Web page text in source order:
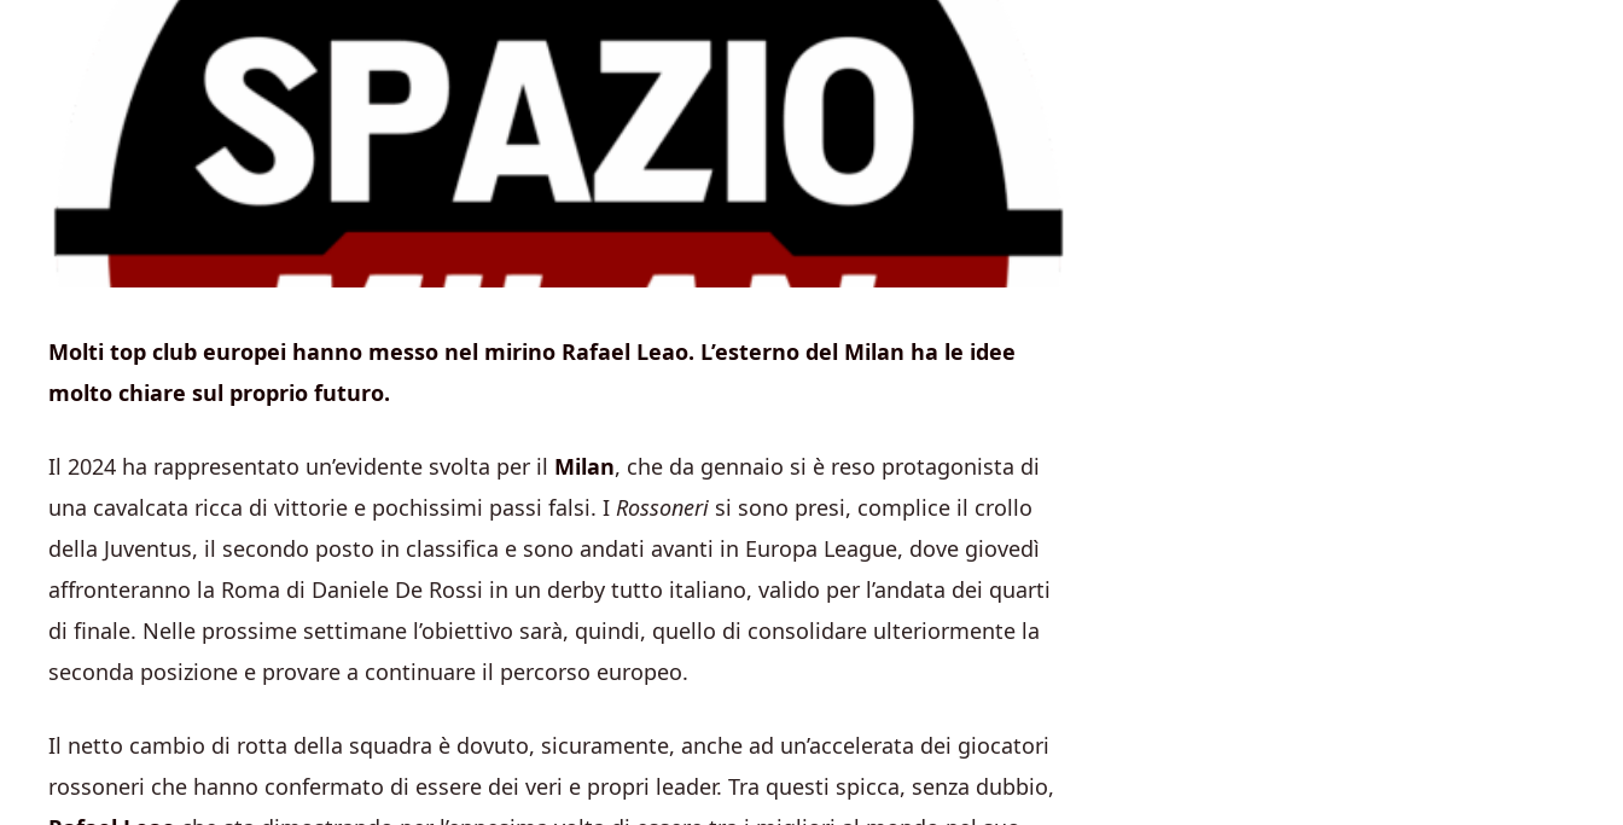
Molti top club europei hanno messo nel mirino Rafael Leao. L’esterno del Milan ha le idee
molto chiare sul proprio futuro.
Il 2024 ha rappresentato un’evidente svolta per il Milan, che da gennaio si è reso protagonista di
una cavalcata ricca di vittorie e pochissimi passi falsi. I Rossoneri si sono presi, complice il crollo
della Juventus, il secondo posto in classifica e sono andati avanti in Europa League, dove giovedì
affronteranno la Roma di Daniele De Rossi in un derby tutto italiano, valido per l’andata dei quarti
di finale. Nelle prossime settimane l’obiettivo sarà, quindi, quello di consolidare ulteriormente la
seconda posizione e provare a continuare il percorso europeo.
Il netto cambio di rotta della squadra è dovuto, sicuramente, anche ad un’accelerata dei giocatori
rossoneri che hanno confermato di essere dei veri e propri leader. Tra questi spicca, senza dubbio,